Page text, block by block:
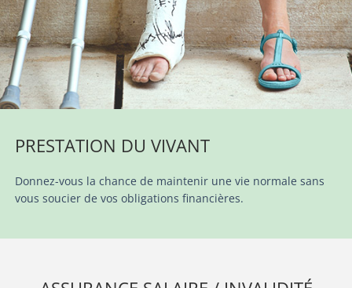
PRESTATION DU VIVANT
Donnez-vous la chance de maintenir une vie normale sans
vous soucier de vos obligations financières.